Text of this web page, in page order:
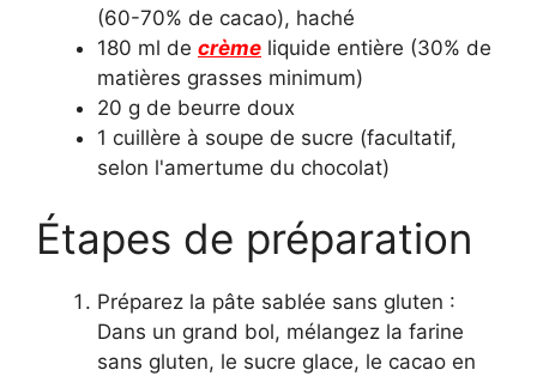
(60-70% de cacao), haché
180 ml de crème liquide entière (30% de
matières grasses minimum)
20 g de beurre doux
1 cuillère à soupe de sucre (facultatif,
selon l'amertume du chocolat)
Étapes de préparation
Préparez la pâte sablée sans gluten :
Dans un grand bol, mélangez la farine
sans gluten, le sucre glace, le cacao en